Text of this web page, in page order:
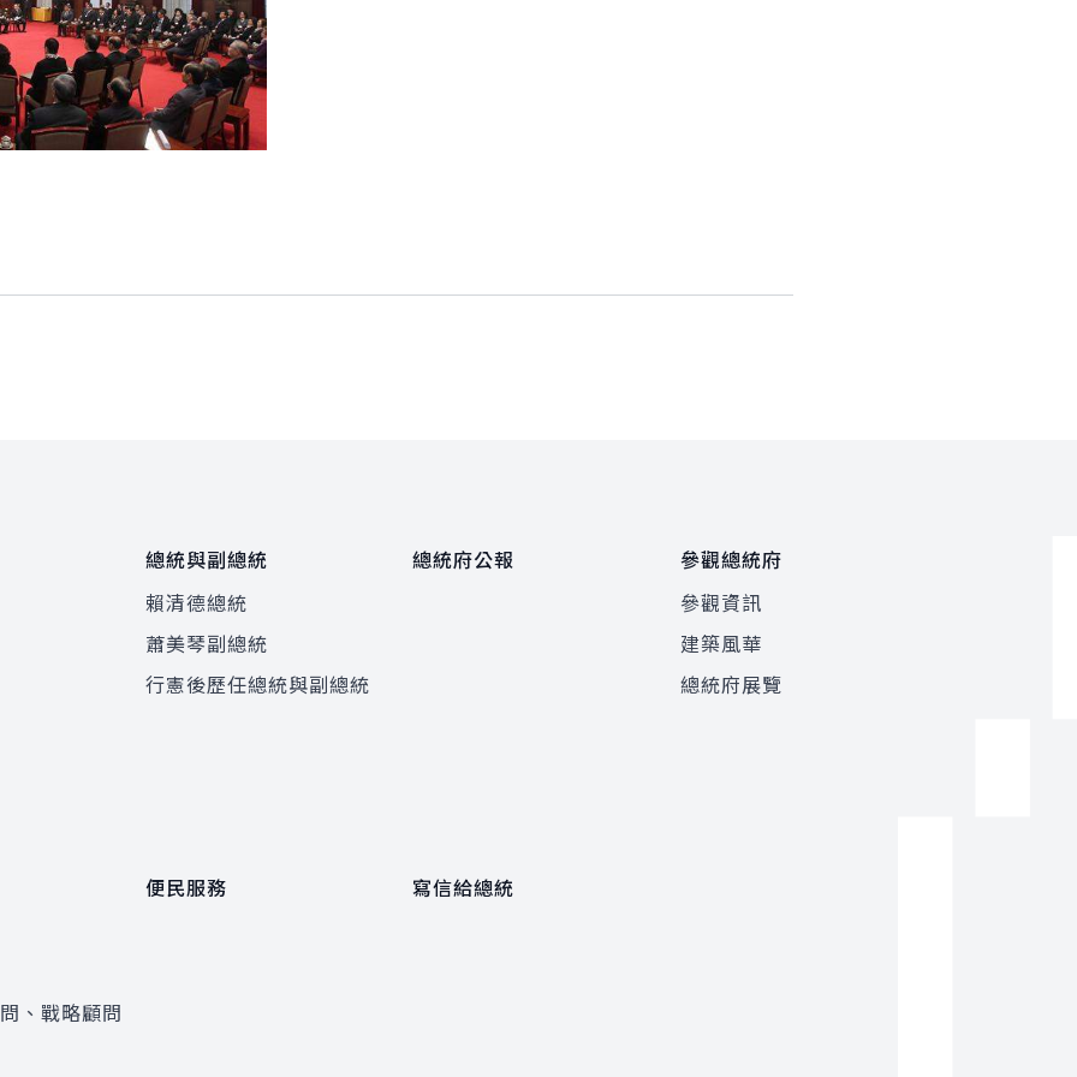
總統與副總統
賴清德總統
蕭美琴副總統
行憲後歷任總統與副總統
總統府公報
參觀總統府
參觀資訊
建築風華
總統府展覽
、戰略顧問
便民服務 寫信給總統